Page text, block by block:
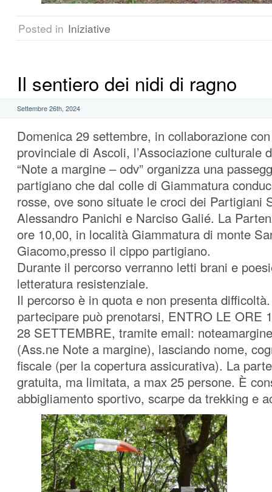
Posted in Iniziative
Il sentiero dei nidi di ragno
Settembre 26th, 2024
Domenica 29 settembre, in collaborazione con
provinciale di Ascoli, l’Associazione culturale
“Note a margine – odv” organizza una
partigiano che dal colle di Giammatura
rosse, ove sono situate le croci dei Partigiani
Alessandro Panichi e Narciso Galié. La
ore 10,00, in località Giammatura di monte
Giacomo,presso il cippo partigiano.
Durante il percorso verranno letti brani e
letteratura resistenziale.
Il percorso è in quota e non presenta
partecipare può prenotarsi, ENTRO LE ORE
28 SETTEMBRE, tramite email:
(Ass.ne Note a margine), lasciando nome,
fiscale (per la copertura assicurativa). La
gratuita, ma limitata, a max 25 persone. È
abbigliamento sportivo, scarpe da trekking e